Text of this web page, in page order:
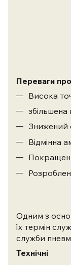
Переваги
Висока
збільшена
Знижений
Відмінна
Одним з
їх термін
служби
Технічні